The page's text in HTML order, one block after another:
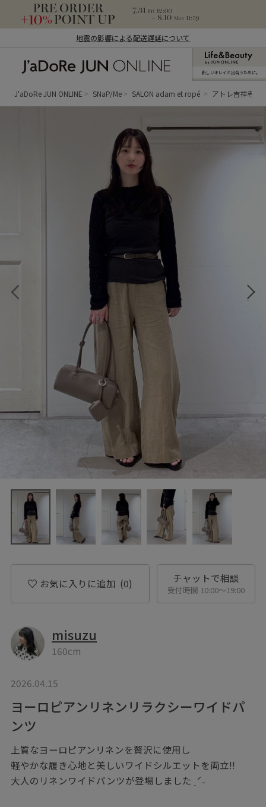
地震の影響による配送遅延について
ン オンライン）
新しいキレイと出合うために。
J'aDoRe JUN ONLINE SNaP/Me SALON adam et ropé アトレ吉祥寺
お気に入りに追加 (0) チャットで相談
受付時間 10:00〜19:00
misuzu
160cm
2026.04.15
ヨーロピアンリネンリラクシーワイドパ
ンツ
上質なヨーロピアンリネンを贅沢に使用し
軽やかな履き心地と美しいワイドシルエットを両立‼︎
大人のリネンワイドパンツが登場しました ˎˊ˗